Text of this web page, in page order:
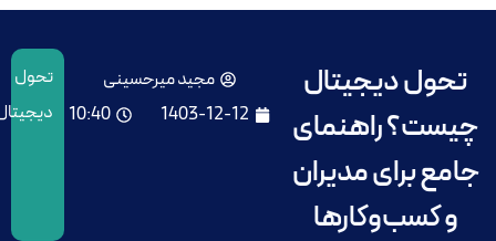
تحول
دیجیتال
تحول دیجیتال
چیست؟ راهنمای
جامع برای مدیران
و کسب‌وکارها
مجید میرحسینی
1403-12-12
10:40